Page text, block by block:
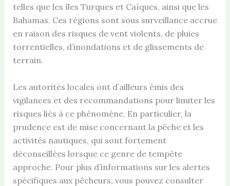
telles que les îles Turques et Caïques, ainsi que les
Bahamas. Ces régions sont sous surveillance accrue
en raison des risques de vent violents, de pluies
torrentielles, d’inondations et de glissements de
terrain.
Les autorités locales ont d’ailleurs émis des
vigilances et des recommandations pour limiter les
risques liés à ce phénomène. En particulier, la
prudence est de mise concernant la pêche et les
activités nautiques, qui sont fortement
déconseillées lorsque ce genre de tempête
approche. Pour plus d’informations sur les alertes
spécifiques aux pêcheurs, vous pouvez consulter